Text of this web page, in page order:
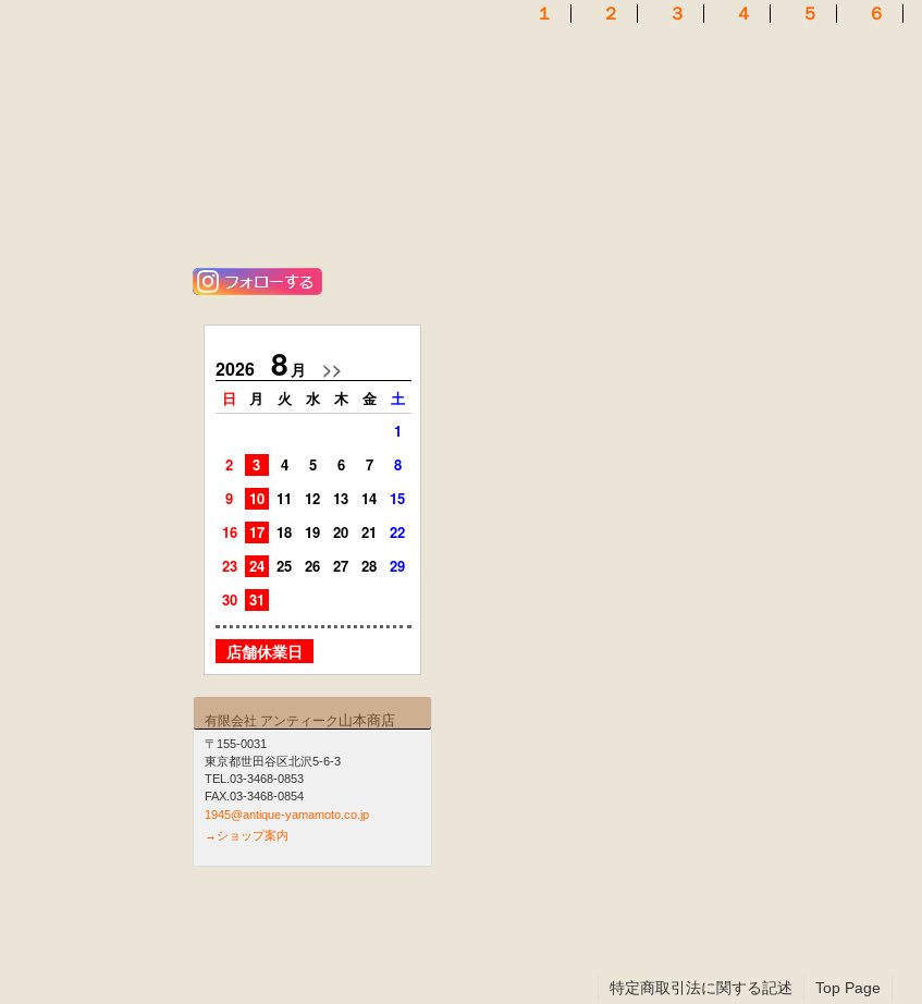
１ ２ ３ ４ ５ ６
2026 8 月 >>
日 月 火 水 木 金
土
1
2
3 4 5 6 7
8
9
10 11 12 13 14
15
16
17 18 19 20 21
22
23
24 25 26 27 28
29
30
31
店舗休業日
有限会社 アンティーク 山本商店
〒155-0031
東京都世田谷区北沢5-6-3
TEL.03-3468-0853
FAX.03-3468-0854
1945@antique-yamamoto.co.jp
→ショップ案内
特定商取引法に関する記述 Top Page